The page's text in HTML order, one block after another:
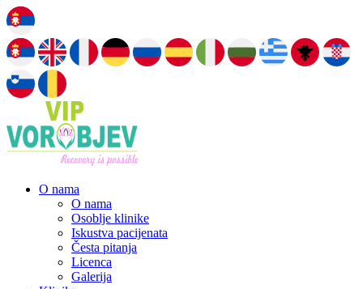
O nama
O nama
Osoblje klinike
Iskustva pacijenata
Česta pitanja
Licenca
Galerija